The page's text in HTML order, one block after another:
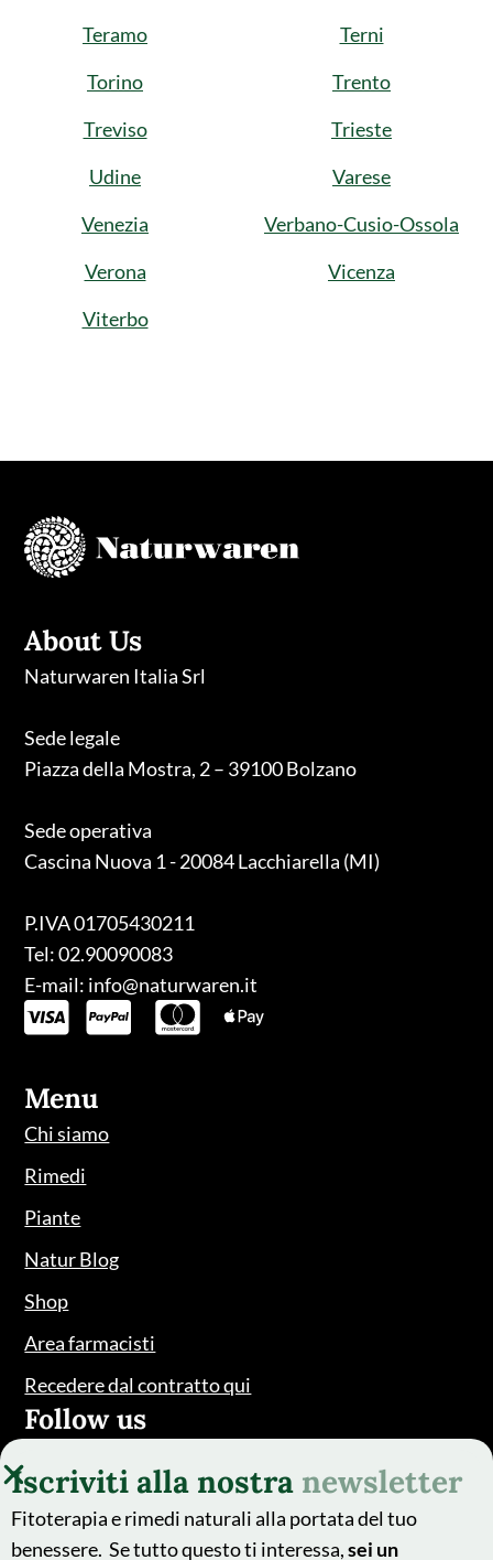
Teramo
Terni
Torino
Trento
Treviso
Trieste
Udine
Varese
Venezia
Verbano-Cusio-Ossola
Verona
Vicenza
Viterbo
About Us
Naturwaren Italia Srl
Sede legale
Piazza della Mostra, 2 – 39100 Bolzano
Sede operativa
Cascina Nuova 1 - 20084 Lacchiarella (MI)
P.IVA 01705430211
Tel: 02.90090083
E-mail: info@naturwaren.it
Menu
Chi siamo
Rimedi
Piante
Natur Blog
Shop
Area farmacisti
Recedere dal contratto qui
Follow us
Iscriviti alla nostra newsletter
Fitoterapia e rimedi naturali alla portata del tuo
benessere. Se tutto questo ti interessa,sei un